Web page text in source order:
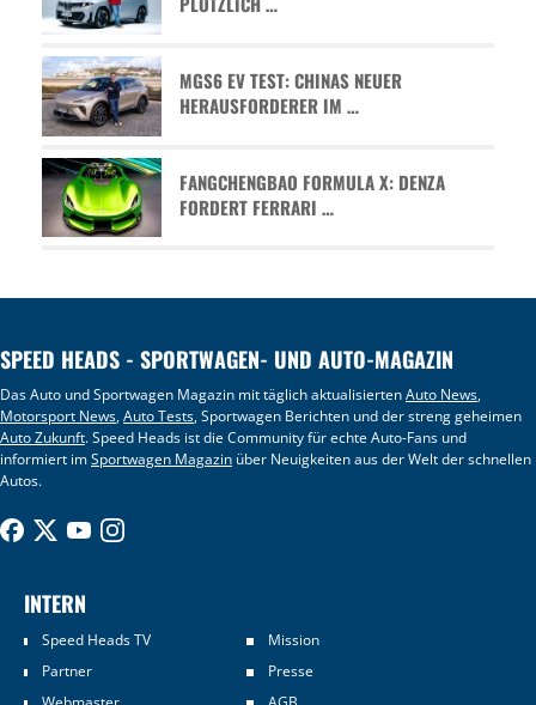
MGS6 EV TEST: CHINAS NEUER
HERAUSFORDERER IM …
FANGCHENGBAO FORMULA X: DENZA
FORDERT FERRARI …
SPEED HEADS - SPORTWAGEN- UND AUTO-MAGAZIN
Das Auto und Sportwagen Magazin mit täglich aktualisiertenAuto News,
Motorsport News,Auto Tests, Sportwagen Berichten und der streng geheimen
Auto Zukunft. Speed Heads ist die Community für echte Auto-Fans und
informiert imSportwagen Magazin über Neuigkeiten aus der Welt der schnellen
Autos.
INTERN
Speed Heads TV
Mission
Partner
Presse